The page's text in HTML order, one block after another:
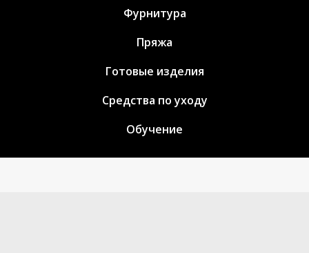
Фурнитура
Пряжа
Готовые изделия
Средства по уходу
Обучение